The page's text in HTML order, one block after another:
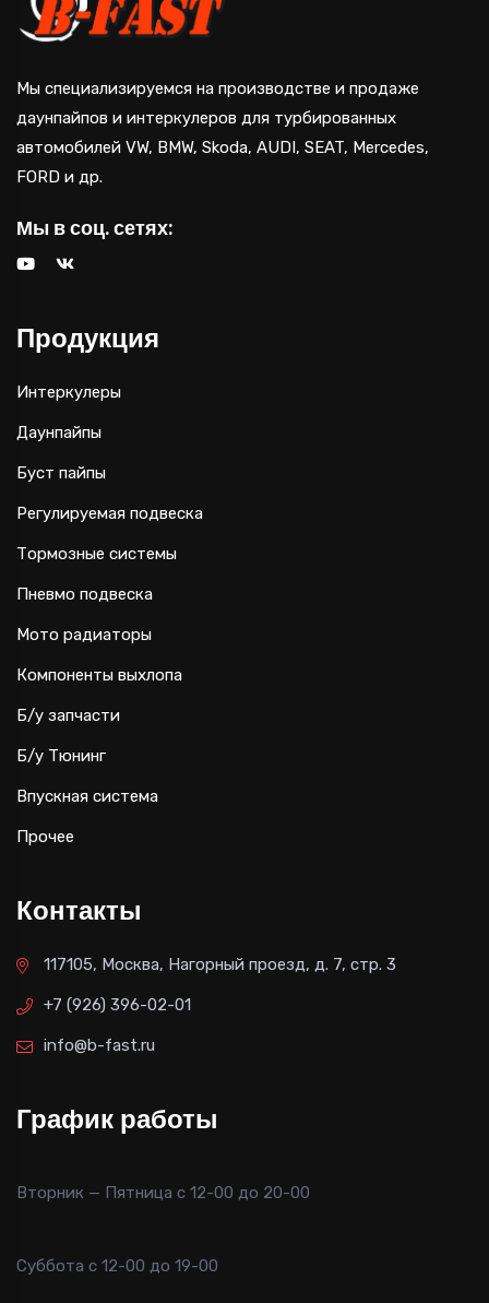
Мы специализируемся на производстве и продаже
даунпайпов и интеркулеров для турбированных
автомобилей VW, BMW, Skoda, AUDI, SEAT, Mercedes,
FORD и др.
Мы в соц. сетях:
Продукция
Интеркулеры
Даунпайпы
Буст пайпы
Регулируемая подвеска
Тормозные системы
Пневмо подвеска
Мото радиаторы
Компоненты выхлопа
Б/у запчасти
Б/у Тюнинг
Впускная система
Прочее
Контакты
117105, Москва, Нагорный проезд, д. 7, стр. 3
+7 (926) 396-02-01
info@b-fast.ru
График работы
Вторник — Пятница с 12-00 до 20-00
Суббота с 12-00 до 19-00